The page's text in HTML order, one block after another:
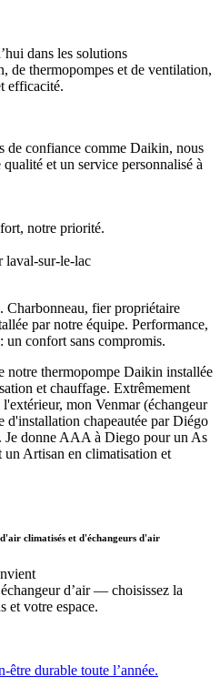
dans les solutions
de thermopompes et de ventilation,
efficacité.
de confiance comme Daikin, nous
et un service personnalisé à
notre priorité.
laval-sur-le-lac
Charbonneau, fier propriétaire
par notre équipe. Performance,
un confort sans compromis.
notre thermopompe Daikin installée
et chauffage. Extrêmement
mon Venmar (échangeur
chapeautée par Diégo
Je donne AAA à Diego pour un As
Artisan en climatisation et
climatisés et d'échangeurs d'air
d’air — choisissez la
et votre espace.
être durable toute l’année.